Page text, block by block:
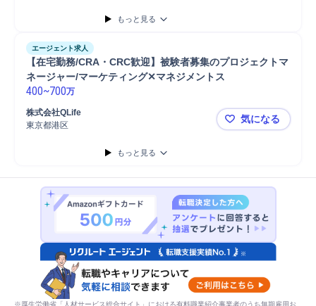
もっと見る
エージェント求人
【在宅勤務/CRA・CRC歓迎】被験者募集のプロジェクトマ
ネージャー/マーケティング✕マネジメントス
400~700万
株式会社QLife
東京都港区
【在宅勤務
気になる
もっと見る
※厚生労働省「人材サービス総合サイト」における有料職業紹介事業者のうち無期雇用お